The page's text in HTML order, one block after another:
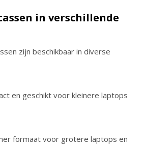
in verschillende
zijn beschikbaar in diverse
en geschikt voor kleinere laptops
formaat voor grotere laptops en